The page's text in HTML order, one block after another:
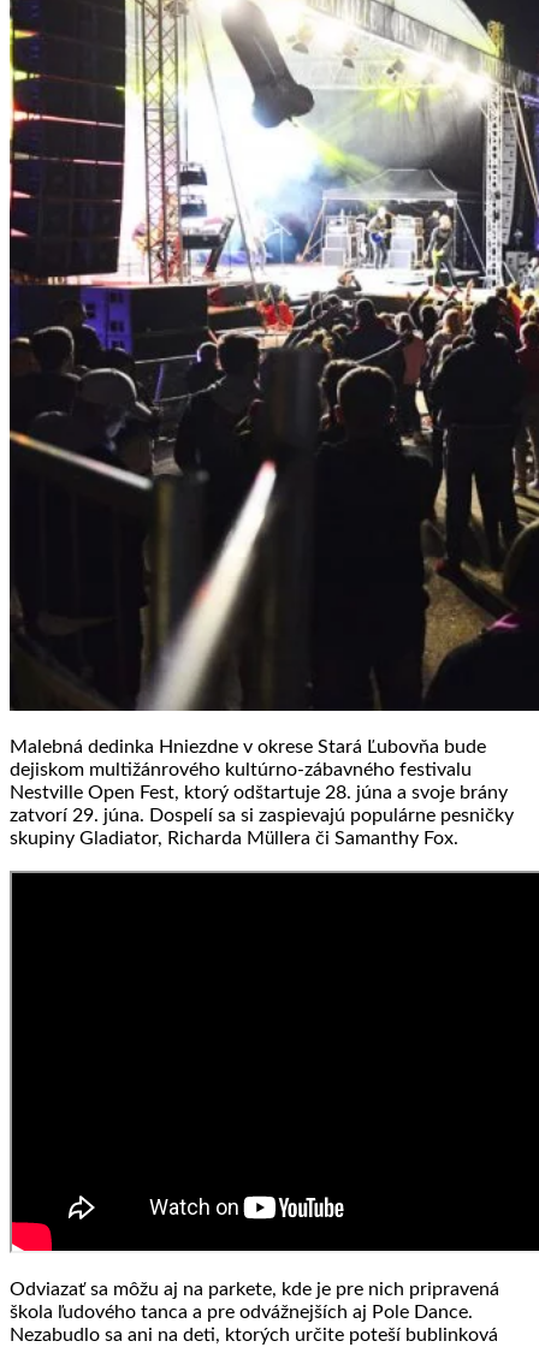
Malebná dedinka Hniezdne v okrese Stará Ľubovňa bude
dejiskom multižánrového kultúrno-zábavného festivalu
Nestville Open Fest, ktorý odštartuje 28. júna a svoje brány
zatvorí 29. júna. Dospelí sa si zaspievajú populárne pesničky
skupiny Gladiator, Richarda M ü llera či Samanthy Fox.
Odviazať sa môžu aj na parkete, kde je pre nich pripravená
škola ľudového tanca a pre odvážnejších aj Pole Dance.
Nezabudlo sa ani na deti, ktorých určite poteší bublinková